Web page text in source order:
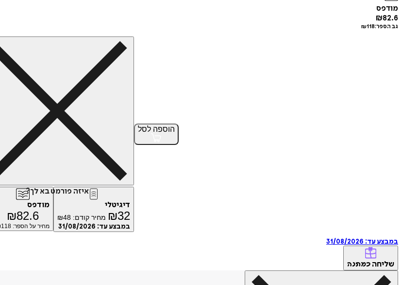
מודפס
₪82.6
גב הספר: ₪118
הוספה לסל
איזה פורמט בא לך?
דיגיטלי
₪32 מחיר קודם: ₪48
במבצע עד: 31/08/2026
מודפס
₪82.6
מחיר על הספר: ₪118
במבצע עד: 31/08/2026
שליחה כמתנה